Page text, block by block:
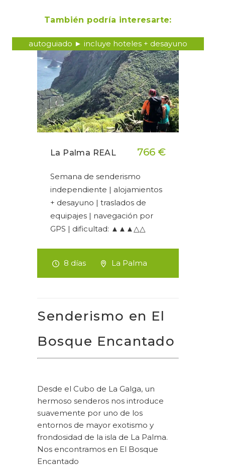
También podría interesarte:
autoguiado ► incluye hoteles + desayuno
La Palma REAL 766 €
Semana de senderismo
independiente | alojamientos
+ desayuno | traslados de
equipajes | navegación por
GPS | dificultad: ▲▲▲△△
8 días La Palma
Senderismo en El
Bosque Encantado
Desde el Cubo de La Galga, un
hermoso senderos nos introduce
suavemente por uno de los
entornos de mayor exotismo y
frondosidad de la isla de La Palma.
Nos encontramos en El Bosque
Encantado